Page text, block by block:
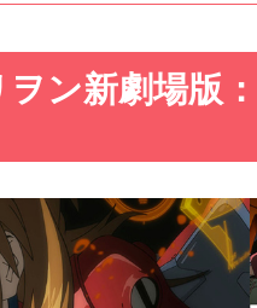
ヲン新劇場版